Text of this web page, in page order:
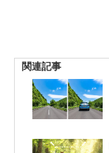
関連記事